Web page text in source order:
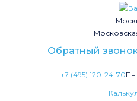
Обратный
+7 (495) 120-24-70